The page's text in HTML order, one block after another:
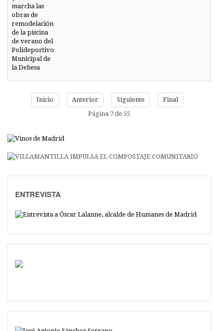
Inicio Anterior Siguiente
Final
Página 7 de 55
ENTREVISTA